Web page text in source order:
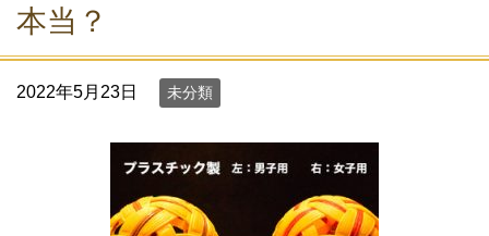
本当？
2022年5月23日 未分類